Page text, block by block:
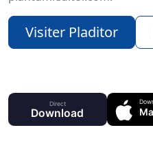
Visiter Pladitor